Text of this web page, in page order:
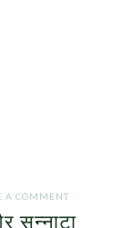
A COMMENT
सन्नाटा